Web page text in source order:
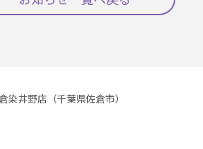
染井野店（千葉県佐倉市）